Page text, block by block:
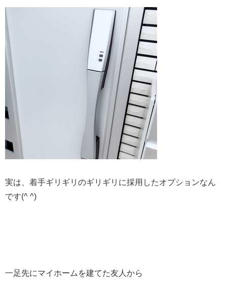
実は、着手ギリギリのギリギリに採用したオプションなん
です(^ ^)
一足先にマイホームを建てた友人から